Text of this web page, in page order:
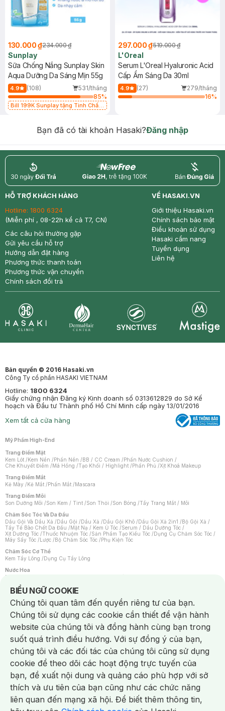
130.000 ₫234.000 ₫
Sunplay
Sữa Chống Nắng Sunplay Skin
Aqua Dưỡng Da Sáng Mịn 55g
4.9 (108)
531/tháng
85%
Bill 199K Sunplay tặng Tinh Chất
297.000 ₫519.000 ₫
L'Oreal
Serum L'Oreal Hyaluronic Acid
Cấp Ẩm Sáng Da 30ml
4.9 (27)
279/tháng
16%
Bạn đã có tài khoản Hasaki?Đăng nhập
return nowfree price
HỖ TRỢ KHÁCH HÀNG
Hotline: 1800 6324
(Miễn phí , 08-22h kể cả T7, CN)
Các câu hỏi thường gặp
Gửi yêu cầu hỗ trợ
Hướng dẫn đặt hàng
Phương thức thanh toán
Phương thức vận chuyển
Chính sách đổi trả
VỀ HASAKI.VN
Giới thiệu Hasaki.vn
Chính sách bảo mật
Điều khoản sử dụng
Hasaki cẩm nang
Tuyển dụng
Liên hệ
Bản quyền © 2016 Hasaki.vn
Công Ty cổ phần HASAKI VIETNAM
Hotline: 1800 6324
Giấy chứng nhận Đăng ký Kinh doanh số 0313612829 do Sở Kế
hoạch và Đầu tư Thành phố Hồ Chí Minh cấp ngày 13/01/2016
Xem tất cả cửa hàng
Mỹ Phẩm High-End
Trang Điểm Mặt
Kem Lót /Kem Nền /Phấn Nền /BB / CC Cream /Phấn Nước Cushion /
Che Khuyết Điểm /Má Hồng /Tạo Khối / Highlight /Phấn Phủ /Xịt Khoá Makeup
Trang Điểm Mắt
Kẻ Mày /Kẻ Mắt /Phấn Mắt /Mascara
Trang Điểm Môi
Son Dưỡng Môi /Son Kem / Tint /Son Thỏi /Son Bóng /Tẩy Trang Mắt / Môi
Chăm Sóc Tóc Và Da Đầu
Dầu Gội Và Dầu Xả /Dầu Gội /Dầu Xả /Dầu Gội Khô /Dầu Gội Xả 2in1 /Bộ Gội Xả /
Tẩy Tế Bào Chết Da Đầu /Mặt Nạ / Kem Ủ Tóc /Serum / Dầu Dưỡng Tóc /
Xịt Dưỡng Tóc /Thuốc Nhuộm Tóc /Sản Phẩm Tạo Kiểu Tóc /Dụng Cụ Chăm Sóc Tóc /
Máy Sấy Tóc /Lược /Bộ Chăm Sóc Tóc /Phụ Kiện Tóc
Chăm Sóc Cơ Thể
Kem Tẩy Lông /Dụng Cụ Tẩy Lông
Nước Hoa
Nước Hoa Nữ
Chăm Sóc Cá Nhân
Chống Muỗi /Khẩu Trang /Máy Massage/Mặt Nạ Xông Hơi /Nước Rửa Tay/
Sản Phẩm Chăm Sóc Khác /Bàn Chải Đánh Răng /Bàn Chải Điện/
Hỗ Trợ Trắng Răng/Kem Đánh Răng /Máy Tăm Nước/ Nước Súc Miệng/
Tăm / Chỉ Nha Khoa/ Xịt Thơm Miệng / Dung Dịch Vệ Sinh/Dưỡng Vùng Kín/
Khăn Ướt Vệ Sinh Vùng Kín/Băng Vệ Sinh/Tampon/Bọt Cạo Râu /Dao Cạo Râu/
Máy Cạo Râu
Vấn Đề Về Da
Da Dầu / Lỗ Chân Lông To/ Da Khô / Mất Nước/ Da Lão Hóa/ Da Mụn/
Da Nhạy Cảm / Kích Ứng
Da Xỉn Màu Thâm / Nám / Tàn Nhang
Quầng Thâm & Bọng Mắt /Sẹo /Viêm Da Cơ Địa
Dụng Cụ / Phụ Kiện Chăm Sóc Da
Bông Tẩy Trang
Khăn Lau Mặt Khô Dụng Cụ / Máy Rửa Mặt Máy Chăm Sóc Da
Dụng Cụ Chăm Sóc Khác
BIỂU NGỮ COOKIE
Notice about cookies usage
Chúng tôi quan tâm đến quyền riêng tư của bạn.
Chúng tôi sử dụng các cookie cần thiết để vận hành
website của chúng tôi và đồng hành cùng bạn trong
suốt quá trình điều hướng. Với sự đồng ý của bạn,
chúng tôi và các đối tác của chúng tôi cũng sử dụng
cookie để theo dõi các hoạt động trực tuyến của
bạn, đề xuất nội dung và quảng cáo phù hợp với sở
thích và ưu tiên của bạn cũng như các chức năng
liên quan đến mạng xã hội. Để biết thêm thông tin,